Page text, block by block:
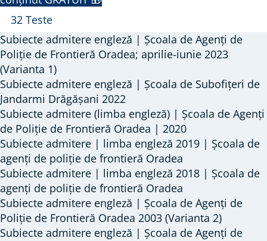
Închide
TESTE
cu
GRILE
de
ENGLEZĂ
GRATUITE
din
SUBIECTE
DE
ADMITERE
la
Școala
de
Poliție
32 Teste
Subiecte admitere engleză | Școala de Agenți de
Poliție de Frontieră Oradea; aprilie-iunie 2023
(Varianta 1)
Subiecte admitere engleză | Școala de Subofițeri de
Jandarmi Drăgășani 2022
Subiecte admitere (limba engleză) | Școala de Agenți
de Poliție de Frontieră Oradea | 2020
Subiecte admitere | limba engleză 2019 | Școala de
agenți de poliție de frontieră Oradea
Subiecte admitere | limba engleză 2018 | Școala de
agenți de poliție de frontieră Oradea
Subiecte admitere engleză | Școala de Agenți de
Poliție de Frontieră Oradea 2003 (Varianta 2)
Subiecte admitere engleză | Școala de Agenți de